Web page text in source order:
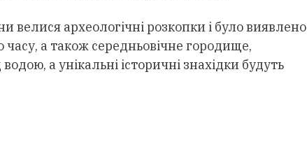
велися археологічні розкопки і було виявлено
часу, а також середньовічне городище,
а унікальні історичні знахідки будуть